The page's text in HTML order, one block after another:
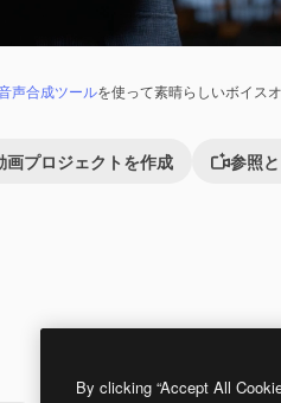
声合成ツールを使って素晴らしいボイス
画プロジェクトを作成 参照
By clicking “Accept All